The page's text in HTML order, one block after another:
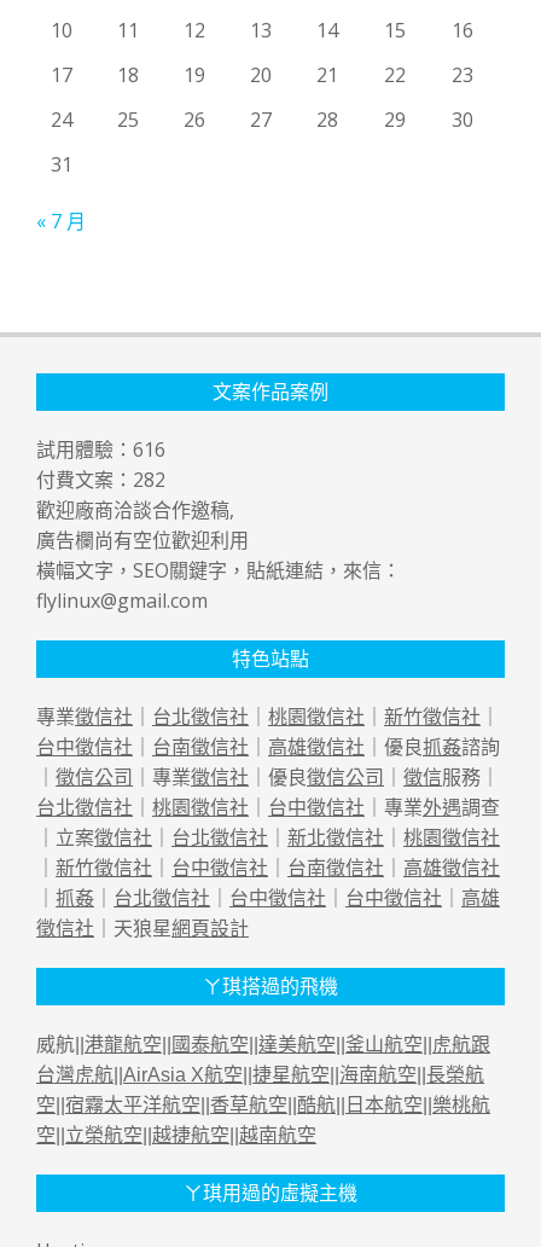
10
11 12 13 14 15
16
17
18 19 20 21 22
23
24
25 26 27 28 29
30
31
« 7 月
文案作品案例
試用體驗： 616
付費文案： 282
歡迎廠商洽談合作邀稿,
廣告欄尚有空位歡迎利用
橫幅文字，SEO關鍵字，貼紙連結，來信：
flylinux@gmail.com
特色站點
專業徵信社 ｜ 台北徵信社 ｜ 桃園徵信社 ｜ 新竹徵信社 ｜
台中徵信社 ｜ 台南徵信社 ｜ 高雄徵信社 ｜優良抓姦諮詢
｜ 徵信公司 ｜專業徵信社 ｜優良徵信公司 ｜ 徵信服務｜
台北徵信社 ｜ 桃園徵信社 ｜ 台中徵信社 ｜專業外遇調查
｜立案徵信社 ｜ 台北徵信社 ｜ 新北徵信社 ｜ 桃園徵信社
｜ 新竹徵信社 ｜ 台中徵信社 ｜ 台南徵信社 ｜ 高雄徵信社
｜ 抓姦 ｜ 台北徵信社 ｜ 台中徵信社 ｜ 台中徵信社 ｜ 高雄
徵信社 ｜天狼星網頁設計
ㄚ琪搭過的飛機
威航|| 港龍航空 國泰航空 達美航空 釜山航空
虎航跟
台灣虎航 AirAsia X航空 捷星航空 海南航空 長榮航
空 宿霧太平洋航空 香草航空 酷航 日本航空 樂桃航
空 立榮航空 越捷航空 越南航空
ㄚ琪用過的虛擬主機